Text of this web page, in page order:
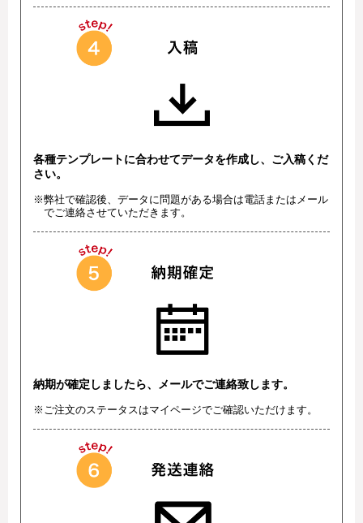
各種テンプレートに合わせてデータを作成し、ご入稿くだ
さい。
※弊社で確認後、データに問題がある場合は電話またはメール
でご連絡させていただきます。
納期が確定しましたら、メールでご連絡致します。
※ご注文のステータスはマイページでご確認いただけます。